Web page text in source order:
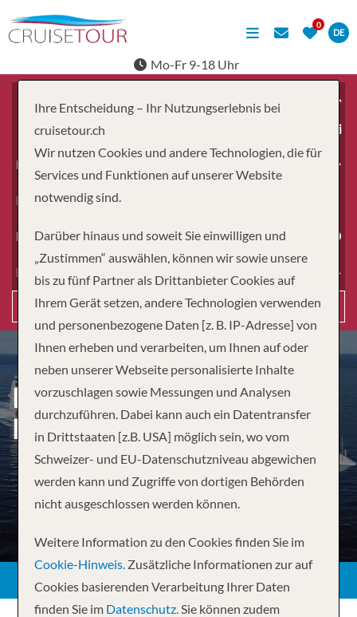
DE
Mo-Fr 9-18 Uhr
Erwachsene
Kinder
Dauer
Reiseart
Suchen
MITTELMEER AB
MARSEILLE
Ihre Entscheidung – Ihr Nutzungserlebnis bei
cruisetour.ch
Wir nutzen Cookies und andere Technologien, die für
Services und Funktionen auf unserer Website
notwendig sind.
Darüber hinaus und soweit Sie einwilligen und
„Zustimmen“ auswählen, können wir sowie unsere
bis zu fünf Partner als Drittanbieter Cookies auf
Ihrem Gerät setzen, andere Technologien verwenden
und personenbezogene Daten [z. B. IP-Adresse] von
Ihnen erheben und verarbeiten, um Ihnen auf oder
neben unserer Webseite personalisierte Inhalte
vorzuschlagen sowie Messungen und Analysen
durchzuführen. Dabei kann auch ein Datentransfer
in Drittstaaten [z.B. USA] möglich sein, wo vom
Schweizer- und EU-Datenschutzniveau abgewichen
werden kann und Zugriffe von dortigen Behörden
nicht ausgeschlossen werden können.
Weitere Information zu den Cookies finden Sie im
Cookie-Hinweis. Zusätzliche Informationen zur auf
Cookies basierenden Verarbeitung Ihrer Daten
finden Sie im Datenschutz.Sie können zudem